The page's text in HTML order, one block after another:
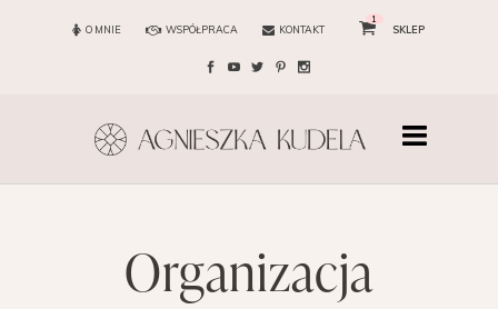
O MNIE WSPÓŁPRACA KONTAKT
1
SKLEP
organizacja